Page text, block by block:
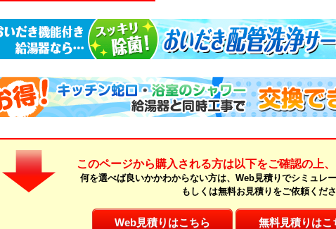
このページから購入される方は以下をご確認の上
何を選べば良いかかわからない方は、Web見積りでシミュレ
もしくは無料お見積りをご依頼くださ
Web見積りはこちら 無料見積りはこ